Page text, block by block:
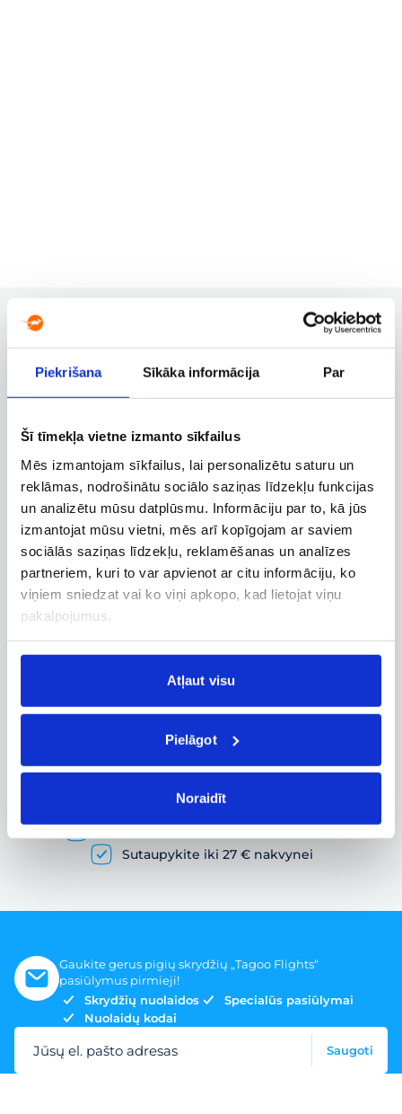
Piekrišana Sīkāka informācija Par
Šī tīmekļa vietne izmanto sīkfailus
Mēs izmantojam sīkfailus, lai personalizētu saturu un
reklāmas, nodrošinātu sociālo saziņas līdzekļu funkcijas
un analizētu mūsu datplūsmu. Informāciju par to, kā jūs
izmantojat mūsu vietni, mēs arī kopīgojam ar saviem
sociālās saziņas līdzekļu, reklamēšanas un analīzes
partneriem, kuri to var apvienot ar citu informāciju, ko
viņiem sniedzat vai ko viņi apkopo, kad lietojat viņu
pakalpojumus.
Atļaut visu
Pielāgot
Noraidīt
Užsakymų valdymas
Užsakymo keitimas, atšaukimas ir
Verslo paskyra
Verslo, tarnybinių ir darbostogų
skrydžių užsakymai
Skrydžio sekimas
Skrydžio būsenos ir kitos aktualios
informacijos sekimas realiuoju laiku
Pigių skrydžių paieška ir lėktuvo bilietų
užsakymas
Gausybė skrydžių pasiūlymų
Sutaupykite iki 27 € nakvynei
Gaukite gerus pigių skrydžių „Tagoo Flights“
pasiūlymus pirmieji!
Skrydžių nuolaidos
Specialūs pasiūlymai
Nuolaidų kodai
Jūsų el. pašto adresas Saugoti